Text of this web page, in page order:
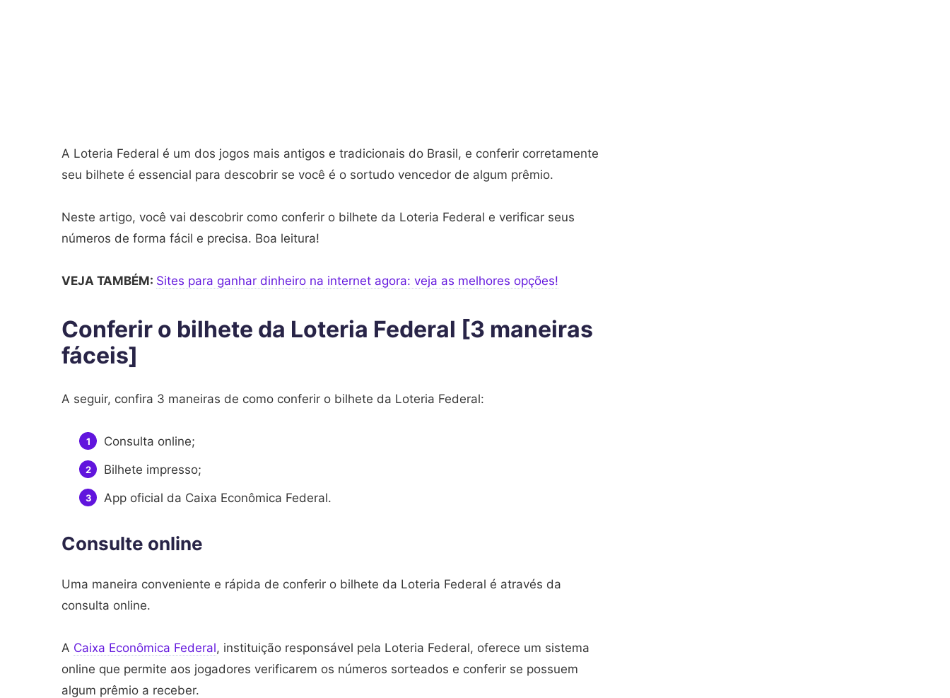
A Loteria Federal é um dos jogos mais antigos e tradicionais do Brasil, e conferir corretamente
seu bilhete é essencial para descobrir se você é o sortudo vencedor de algum prêmio.
Neste artigo, você vai descobrir como conferir o bilhete da Loteria Federal e verificar seus
números de forma fácil e precisa. Boa leitura!
VEJA TAMBÉM: Sites para ganhar dinheiro na internet agora: veja as melhores opções!
Conferir o bilhete da Loteria Federal [3 maneiras
fáceis]
A seguir, confira 3 maneiras de como conferir o bilhete da Loteria Federal:
Consulta online;
Bilhete impresso;
App oficial da Caixa Econômica Federal.
Consulte online
Uma maneira conveniente e rápida de conferir o bilhete da Loteria Federal é através da
consulta online.
A Caixa Econômica Federal, instituição responsável pela Loteria Federal, oferece um sistema
online que permite aos jogadores verificarem os números sorteados e conferir se possuem
algum prêmio a receber.